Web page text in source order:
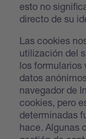
esto no
directo de su
Las cookies
utilización del
los formularios
datos
navegador de
cookies, pero
determinadas
hace. Algunas